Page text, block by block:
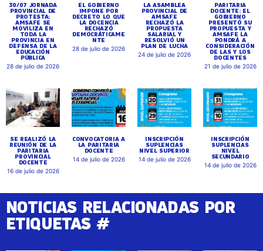
30/07 JORNADA
PROVINCIAL DE
PROTESTA:
AMSAFE SE
MOVILIZA EN
TODA LA
PROVINCIA EN
DEFENSA DE LA
EDUCACIÓN
PÚBLICA
28 de julio de 2026
EL GOBIERNO
IMPONE POR
DECRETO LO QUE
LA DOCENCIA
RECHAZÓ
DEMOCRÁTICAME
NTE
28 de julio de 2026
LA ASAMBLEA
PROVINCIAL DE
AMSAFE
RECHAZÓ LA
PROPUESTA
SALARIAL Y
RESOLVIÓ UN
PLAN DE LUCHA
24 de julio de 2026
PARITARIA
DOCENTE: EL
GOBIERNO
PRESENTÓ SU
PROPUESTA Y
AMSAFE LA
PONDRÁ A
CONSIDERACIÓN
DE LAS Y LOS
DOCENTES
21 de julio de 2026
SE REALIZÓ LA
REUNIÓN DE LA
PARITARIA
PROVINCIAL
DOCENTE
16 de julio de 2026
CONVOCATORIA A
LA PARITARIA
DOCENTE
14 de julio de 2026
INSCRIPCIÓN
SUPLENCIAS
NIVEL SUPERIOR
14 de julio de 2026
INSCRIPCIÓN
SUPLENCIAS
NIVEL
SECUNDARIO
14 de julio de 2026
NOTICIAS RELACIONADAS POR
ETIQUETAS #